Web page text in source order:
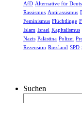
AfD Alternative für
Rassismus Antirassismus
Feminismus Flüchtlinge
Islam Israel Kapitalismus
Nazis Palästina Polizei
Rezension Russland SPD
Suchen